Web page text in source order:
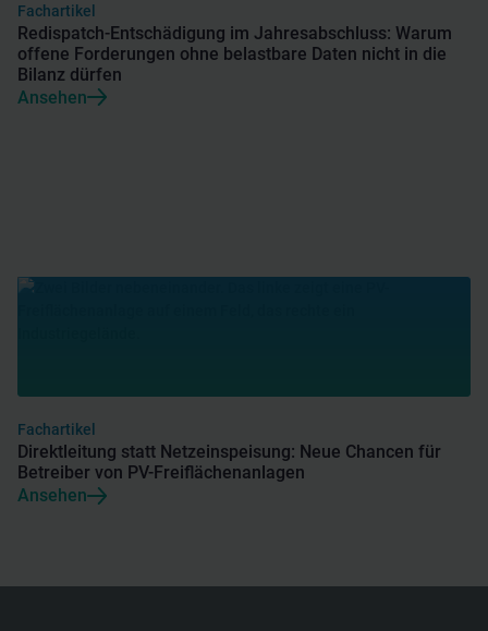
Fachartikel
Redispatch-Entschädigung im Jahresabschluss: Warum
offene Forderungen ohne belastbare Daten nicht in die
Bilanz dürfen
Ansehen
Fachartikel
Direktleitung statt Netzeinspeisung: Neue Chancen für
Betreiber von PV-Freiflächenanlagen
Ansehen